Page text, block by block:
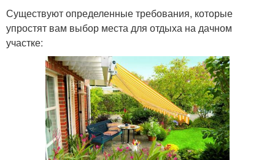
Существуют определенные требования, которые
упростят вам выбор места для отдыха на дачном
участке: